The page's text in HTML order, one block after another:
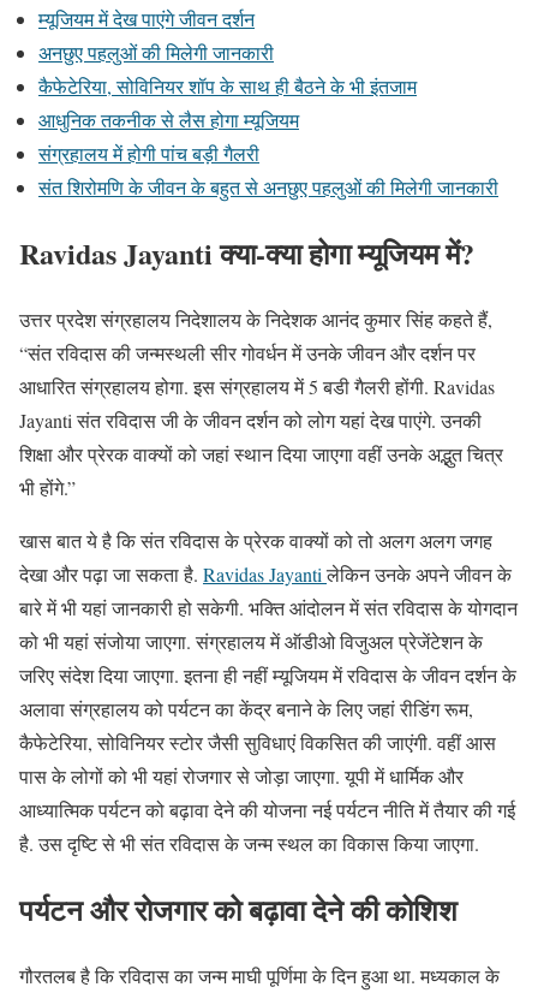
म्यूजियम में देख पाएंगे जीवन दर्शन
अनछुए पहलुओं की मिलेगी जानकारी
कैफेटेरिया, सोविनियर शॉप के साथ ही बैठने के भी इंतजाम
आधुनिक तकनीक से लैस होगा म्यूजियम
संग्रहालय में होगी पांच बड़ी गैलरी
संत शिरोमणि के जीवन के बहुत से अनछुए पहलुओं की मिलेगी जानकारी
Ravidas Jayanti क्या-क्या होगा म्यूजियम में?
उत्तर प्रदेश संग्रहालय निदेशालय के निदेशक आनंद कुमार सिंह कहते हैं,
“संत रविदास की जन्मस्थली सीर गोवर्धन में उनके जीवन और दर्शन पर
आधारित संग्रहालय होगा. इस संग्रहालय में 5 बडी गैलरी होंगी. Ravidas
Jayanti संत रविदास जी के जीवन दर्शन को लोग यहां देख पाएंगे. उनकी
शिक्षा और प्रेरक वाक्यों को जहां स्थान दिया जाएगा वहीं उनके अद्भुत चित्र
भी होंगे.”
खास बात ये है कि संत रविदास के प्रेरक वाक्यों को तो अलग अलग जगह
देखा और पढ़ा जा सकता है. Ravidas Jayantiलेकिन उनके अपने जीवन के
बारे में भी यहां जानकारी हो सकेगी. भक्ति आंदोलन में संत रविदास के योगदान
को भी यहां संजोया जाएगा. संग्रहालय में ऑडीओ विजुअल प्रेजेंटेशन के
जरिए संदेश दिया जाएगा. इतना ही नहीं म्यूजियम में रविदास के जीवन दर्शन के
अलावा संग्रहालय को पर्यटन का केंद्र बनाने के लिए जहां रीडिंग रूम,
कैफेटेरिया, सोविनियर स्टोर जैसी सुविधाएं विकसित की जाएंगी. वहीं आस
पास के लोगों को भी यहां रोजगार से जोड़ा जाएगा. यूपी में धार्मिक और
आध्यात्मिक पर्यटन को बढ़ावा देने की योजना नई पर्यटन नीति में तैयार की गई
है. उस दृष्टि से भी संत रविदास के जन्म स्थल का विकास किया जाएगा.
पर्यटन और रोजगार को बढ़ावा देने की कोशिश
गौरतलब है कि रविदास का जन्म माघी पूर्णिमा के दिन हुआ था. मध्यकाल के